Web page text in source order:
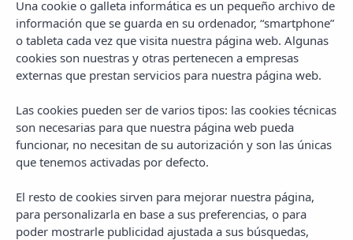
Una cookie o galleta informática es un pequeño archivo de
información que se guarda en su ordenador, “smartphone”
o tableta cada vez que visita nuestra página web. Algunas
cookies son nuestras y otras pertenecen a empresas
externas que prestan servicios para nuestra página web.
Las cookies pueden ser de varios tipos: las cookies técnicas
son necesarias para que nuestra página web pueda
funcionar, no necesitan de su autorización y son las únicas
que tenemos activadas por defecto.
El resto de cookies sirven para mejorar nuestra página,
para personalizarla en base a sus preferencias, o para
poder mostrarle publicidad ajustada a sus búsquedas,